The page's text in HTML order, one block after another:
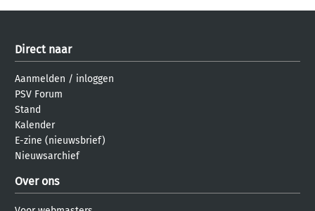
Direct naar
Aanmelden / inloggen
PSV Forum
Stand
Kalender
E-zine (nieuwsbrief)
Nieuwsarchief
Over ons